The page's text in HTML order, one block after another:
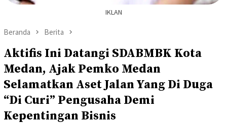
IKLAN
Beranda Berita
Aktifis Ini Datangi SDABMBK Kota
Medan, Ajak Pemko Medan
Selamatkan Aset Jalan Yang Di Duga
“Di Curi” Pengusaha Demi
Kepentingan Bisnis